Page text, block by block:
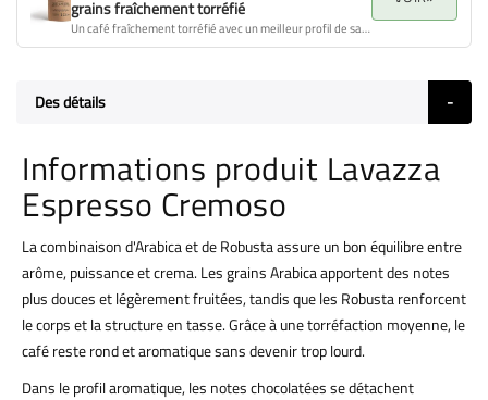
grains fraîchement torréfié
Un café fraîchement torréfié avec un meilleur profil de saveur, arôme et qualité globale.
Des détails
Informations produit Lavazza
Espresso Cremoso
La combinaison d'Arabica et de Robusta assure un bon équilibre entre
arôme, puissance et crema. Les grains Arabica apportent des notes
plus douces et légèrement fruitées, tandis que les Robusta renforcent
le corps et la structure en tasse. Grâce à une torréfaction moyenne, le
café reste rond et aromatique sans devenir trop lourd.
Dans le profil aromatique, les notes chocolatées se détachent